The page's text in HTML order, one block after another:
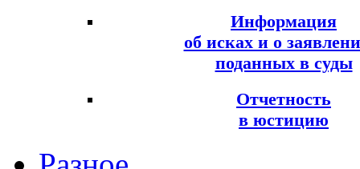
Информация
об исках и о
поданных в суды
Отчетность
в юстицию